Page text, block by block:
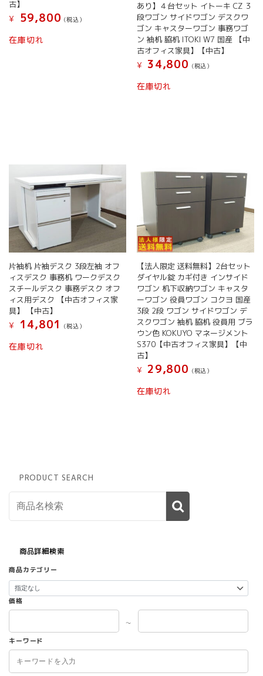
古】
¥
59,800 (税込）
在庫切れ
あり】４台セット イトーキ CZ ３
段ワゴン サイドワゴン デスクワ
ゴン キャスターワゴン 事務ワゴ
ン 袖机 脇机 ITOKI W7 国産 【中
古オフィス家具】【中古】
¥
34,800 (税込）
在庫切れ
片袖机 片袖デスク 3段左袖 オフ
ィスデスク 事務机 ワークデスク
スチールデスク 事務デスク オフ
ィス用デスク 【中古オフィス家
具】 【中古】
¥
14,801 (税込）
在庫切れ
【法人限定 送料無料】2台セット
ダイヤル錠 カギ付き インサイド
ワゴン 机下収納ワゴン キャスタ
ーワゴン 役員ワゴン コクヨ 国産
3段 2段 ワゴン サイドワゴン デ
スクワゴン 袖机 脇机 役員用 ブラ
ウン色 KOKUYO マネージメント
S370【中古オフィス家具】【中
古】
¥ 29,800 (税込）
在庫切れ
PRODUCT SEARCH
商品詳細検索
商品カテゴリー
価格
～
キーワード